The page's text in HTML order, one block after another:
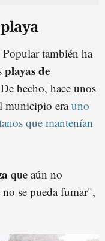
también ha
playas de
De hecho, hace unos
municipio erauno
que mantenían
que aún no
se pueda fumar",